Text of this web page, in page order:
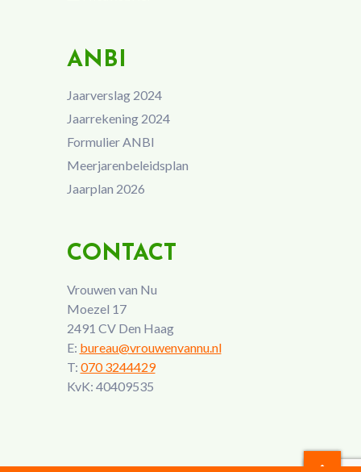
ANBI
Jaarverslag 2024
Jaarrekening 2024
Formulier ANBI
Meerjarenbeleidsplan
Jaarplan 2026
CONTACT
Vrouwen van Nu
Moezel 17
2491 CV Den Haag
E: bureau@vrouwenvannu.nl
T: 070 3244429
KvK: 40409535